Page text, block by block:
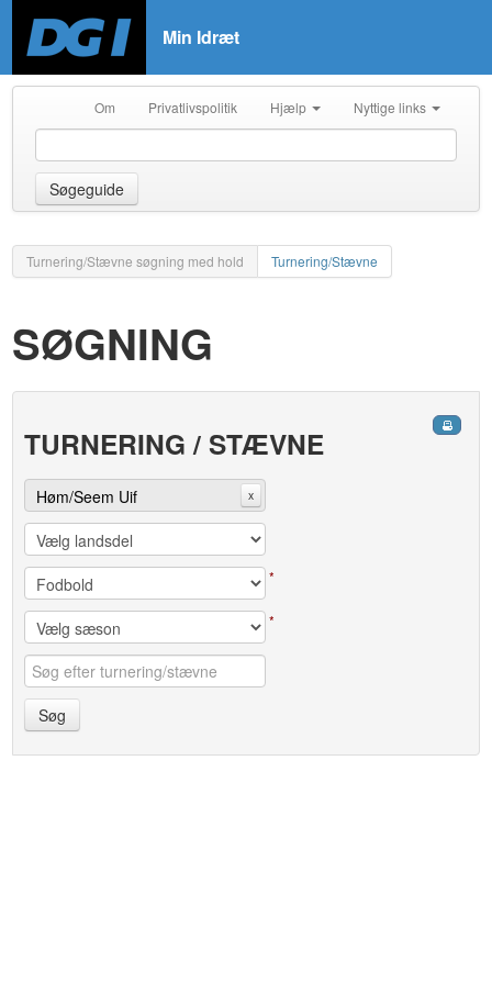
Min Idræt
Om Privatlivspolitik Hjælp Nyttige links
Søgeguide
Turnering/Stævne søgning med hold Turnering/Stævne
SØGNING
TURNERING / STÆVNE
Høm/Seem Uif x
*
*